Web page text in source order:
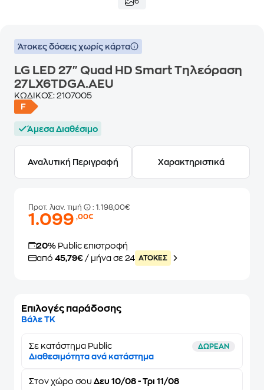
Άτοκες δόσεις χωρίς κάρτα
LG LED 27" Quad HD Smart Τηλεόραση
27LX6TDGA.AEU
ΚΩΔΙΚΟΣ: 2107005
Άμεσα Διαθέσιμο
Αναλυτική Περιγραφή Χαρακτηριστικά
Προτ. λιαν. τιμή : 1.198,00€
1.099,00€
20% Public επιστροφή
από 45,79€ / μήνα σε 24 ATOKEΣ
Επιλογές παράδοσης
Βάλε ΤΚ
Σε κατάστημα Public ΔΩΡΕΑΝ
Διαθεσιμότητα ανά κατάστημα
Στον χώρο σου Δευ 10/08 - Τρι 11/08